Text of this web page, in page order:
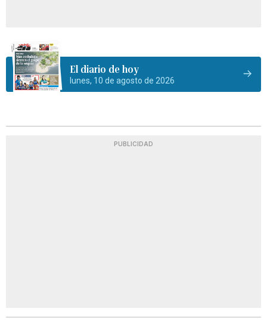
El diario de hoy
lunes, 10 de agosto de 2026
PUBLICIDAD